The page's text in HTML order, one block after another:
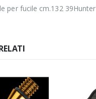
per fucile cm.132 39Hunter